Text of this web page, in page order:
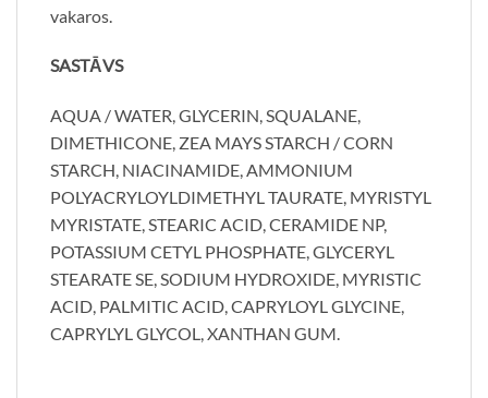
vakaros.
SASTĀVS
AQUA / WATER, GLYCERIN, SQUALANE,
DIMETHICONE, ZEA MAYS STARCH / CORN
STARCH, NIACINAMIDE, AMMONIUM
POLYACRYLOYLDIMETHYL TAURATE, MYRISTYL
MYRISTATE, STEARIC ACID, CERAMIDE NP,
POTASSIUM CETYL PHOSPHATE, GLYCERYL
STEARATE SE, SODIUM HYDROXIDE, MYRISTIC
ACID, PALMITIC ACID, CAPRYLOYL GLYCINE,
CAPRYLYL GLYCOL, XANTHAN GUM.